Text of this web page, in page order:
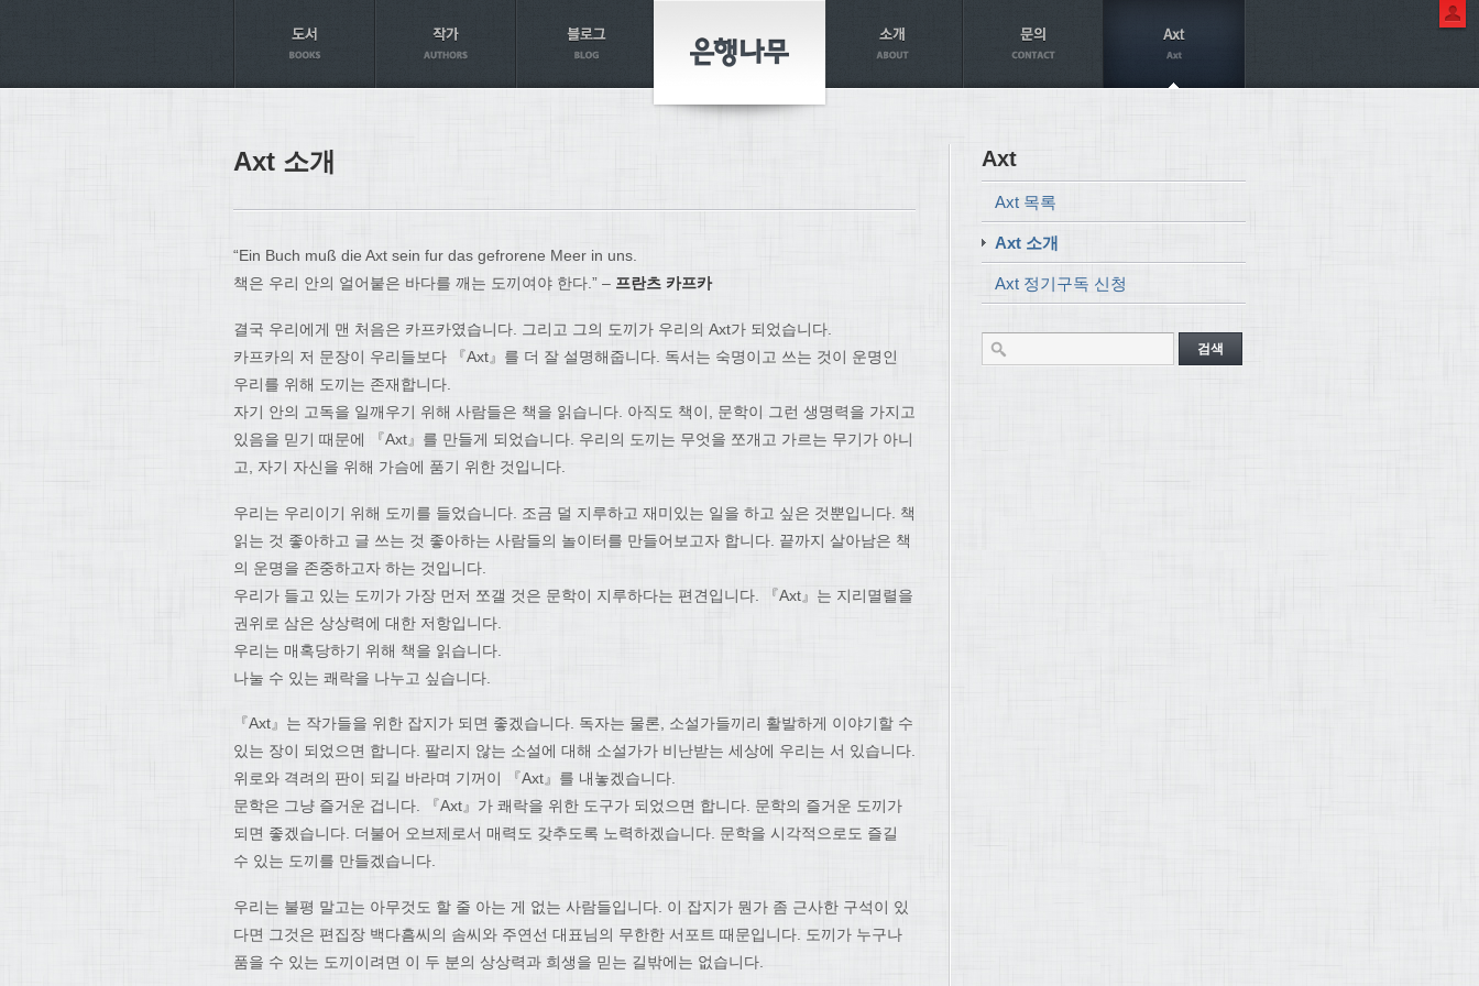
Axt 소개
“Ein Buch muß die Axt sein fur das gefrorene Meer in uns.
책은 우리 안의 얼어붙은 바다를 깨는 도끼여야 한다.” – 프란츠 카프카
결국 우리에게 맨 처음은 카프카였습니다. 그리고 그의 도끼가 우리의 Axt가 되었습니다.
카프카의 저 문장이 우리들보다 『Axt』를 더 잘 설명해줍니다. 독서는 숙명이고 쓰는 것이 운명인
우리를 위해 도끼는 존재합니다.
자기 안의 고독을 일깨우기 위해 사람들은 책을 읽습니다. 아직도 책이, 문학이 그런 생명력을 가지고
있음을 믿기 때문에 『Axt』를 만들게 되었습니다. 우리의 도끼는 무엇을 쪼개고 가르는 무기가 아니
고, 자기 자신을 위해 가슴에 품기 위한 것입니다.
우리는 우리이기 위해 도끼를 들었습니다. 조금 덜 지루하고 재미있는 일을 하고 싶은 것뿐입니다. 책
읽는 것 좋아하고 글 쓰는 것 좋아하는 사람들의 놀이터를 만들어보고자 합니다. 끝까지 살아남은 책
의 운명을 존중하고자 하는 것입니다.
우리가 들고 있는 도끼가 가장 먼저 쪼갤 것은 문학이 지루하다는 편견입니다. 『Axt』는 지리멸렬을
권위로 삼은 상상력에 대한 저항입니다.
우리는 매혹당하기 위해 책을 읽습니다.
나눌 수 있는 쾌락을 나누고 싶습니다.
『Axt』는 작가들을 위한 잡지가 되면 좋겠습니다. 독자는 물론, 소설가들끼리 활발하게 이야기할 수
있는 장이 되었으면 합니다. 팔리지 않는 소설에 대해 소설가가 비난받는 세상에 우리는 서 있습니다.
위로와 격려의 판이 되길 바라며 기꺼이 『Axt』를 내놓겠습니다.
문학은 그냥 즐거운 겁니다. 『Axt』가 쾌락을 위한 도구가 되었으면 합니다. 문학의 즐거운 도끼가
되면 좋겠습니다. 더불어 오브제로서 매력도 갖추도록 노력하겠습니다. 문학을 시각적으로도 즐길
수 있는 도끼를 만들겠습니다.
우리는 불평 말고는 아무것도 할 줄 아는 게 없는 사람들입니다. 이 잡지가 뭔가 좀 근사한 구석이 있
다면 그것은 편집장 백다흠씨의 솜씨와 주연선 대표님의 무한한 서포트 때문입니다. 도끼가 누구나
품을 수 있는 도끼이려면 이 두 분의 상상력과 희생을 믿는 길밖에는 없습니다.
Axt
Axt 목록
Axt 소개
Axt 정기구독 신청